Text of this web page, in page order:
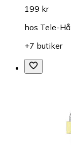
199 kr
hos Tele-Hå
+7 butiker